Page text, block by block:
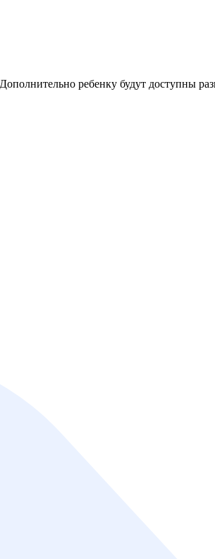
ребенку будут доступны